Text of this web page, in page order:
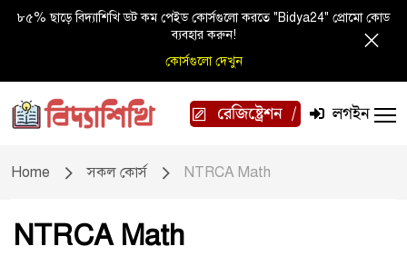
৮৫% ছাড়ে বিদ্যাশিখি ডট কম পেইড কোর্সগুলো করতে "Bidya24" প্রোমো কোড
ব্যবহার করুন!
কোর্সগুলো দেখুন
রেজিষ্ট্রেশন লগইন
Home সকল কোর্স NTRCA Math
NTRCA Math